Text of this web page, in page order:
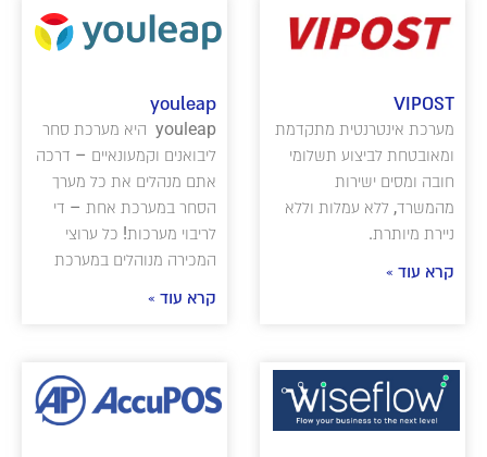
VIPOST
מערכת אינטרנטית מתקדמת
ומאובטחת לביצוע תשלומי
חובה ומסים ישירות
מהמשרד, ללא עמלות וללא
ניירת מיותרת.
קרא עוד »
youleap
youleap היא מערכת סחר
ליבואנים וקמעונאיים – דרכה
אתם מנהלים את כל מערך
הסחר במערכת אחת – די
לריבוי מערכות! כל ערוצי
המכירה מנוהלים במערכת
קרא עוד »